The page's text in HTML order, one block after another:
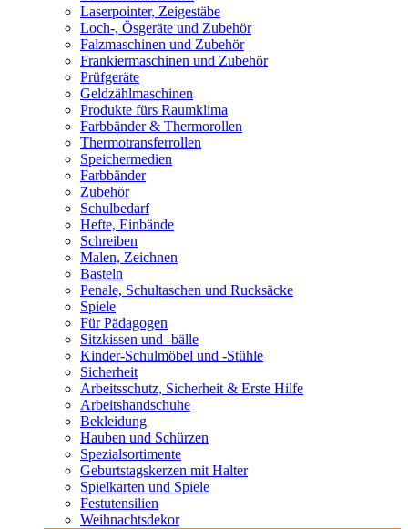
Laserpointer, Zeigestäbe
Loch-, Ösgeräte und Zubehör
Falzmaschinen und Zubehör
Frankiermaschinen und Zubehör
Prüfgeräte
Geldzählmaschinen
Produkte fürs Raumklima
Farbbänder & Thermorollen
Thermotransferrollen
Speichermedien
Farbbänder
Zubehör
Schulbedarf
Hefte, Einbände
Schreiben
Malen, Zeichnen
Basteln
Penale, Schultaschen und Rucksäcke
Spiele
Für Pädagogen
Sitzkissen und -bälle
Kinder-Schulmöbel und -Stühle
Sicherheit
Arbeitsschutz, Sicherheit & Erste Hilfe
Arbeitshandschuhe
Bekleidung
Hauben und Schürzen
Spezialsortimente
Geburtstagskerzen mit Halter
Spielkarten und Spiele
Festutensilien
Weihnachtsdekor